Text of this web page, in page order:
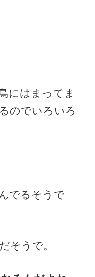
にはまってま
のでいろいろ
でるそうで
そうで。